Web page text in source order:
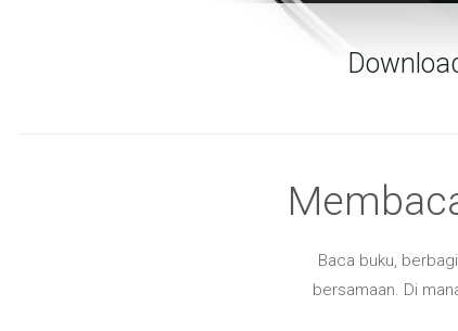
Baca buku,
bersamaan. Di